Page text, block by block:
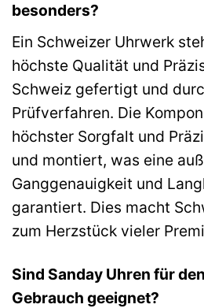
besonders?
Ein Schweizer Uhrwerk
höchste Qualität und
Schweiz gefertigt und
Prüfverfahren. Die
höchster Sorgfalt und
und montiert, was eine
Ganggenauigkeit und
garantiert. Dies macht
zum Herzstück vieler
Sind Sanday Uhren für
Gebrauch geeignet?